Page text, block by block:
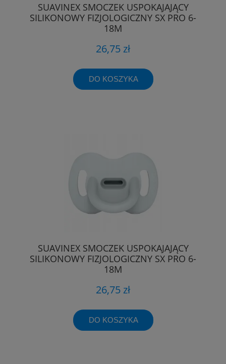
SUAVINEX SMOCZEK USPOKAJAJĄCY
SILIKONOWY FIZJOLOGICZNY SX PRO 6-
18M
26,75 zł
DO KOSZYKA
SUAVINEX SMOCZEK USPOKAJAJĄCY
SILIKONOWY FIZJOLOGICZNY SX PRO 6-
18M
26,75 zł
DO KOSZYKA